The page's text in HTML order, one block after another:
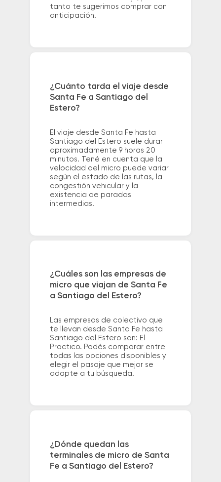
tanto te sugerimos comprar con
anticipación.
¿Cuánto tarda el viaje desde
Santa Fe a Santiago del
Estero?
El viaje desde Santa Fe hasta
Santiago del Estero suele durar
aproximadamente 9 horas 20
minutos. Tené en cuenta que la
velocidad del micro puede variar
según el estado de las rutas, la
congestión vehicular y la
existencia de paradas
intermedias.
¿Cuáles son las empresas de
micro que viajan de Santa Fe
a Santiago del Estero?
Las empresas de colectivo que
te llevan desde Santa Fe hasta
Santiago del Estero son: El
Practico. Podés comparar entre
todas las opciones disponibles y
elegir el pasaje que mejor se
adapte a tu búsqueda.
¿Dónde quedan las
terminales de micro de Santa
Fe a Santiago del Estero?